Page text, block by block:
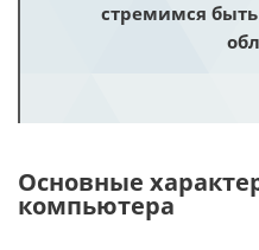
стремимся
Основные
компьютера